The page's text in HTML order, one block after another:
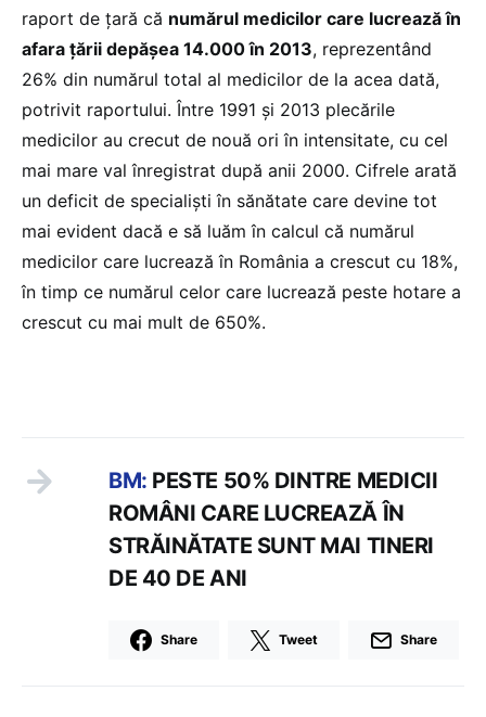
raport de ţară că numărul medicilor care lucrează în
afara țării depășea 14.000 în 2013, reprezentând
26% din numărul total al medicilor de la acea dată,
potrivit raportului. Între 1991 și 2013 plecările
medicilor au crecut de nouă ori în intensitate, cu cel
mai mare val înregistrat după anii 2000. Cifrele arată
un deficit de specialiști în sănătate care devine tot
mai evident dacă e să luăm în calcul că numărul
medicilor care lucrează în România a crescut cu 18%,
în timp ce numărul celor care lucrează peste hotare a
crescut cu mai mult de 650%.
BM: PESTE 50% DINTRE MEDICII
ROMÂNI CARE LUCREAZĂ ÎN
STRĂINĂTATE SUNT MAI TINERI
DE 40 DE ANI
Share Tweet Share